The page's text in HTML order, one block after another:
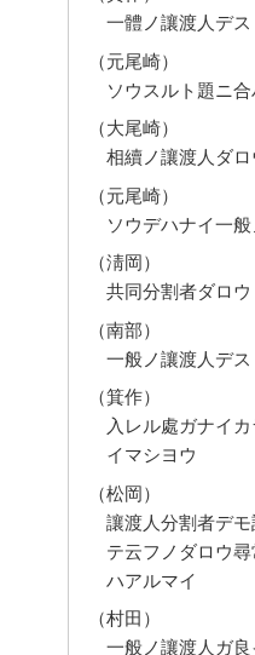
一體ノ讓渡人デス
（元尾崎）
ソウスルト題ニ
（大尾崎）
相續ノ讓渡人ダロ
（元尾崎）
ソウデハナイ一
（淸岡）
共同分割者ダロウ
（南部）
一般ノ讓渡人デス
（箕作）
入レル處ガナイ
イマシヨウ
（松岡）
讓渡人分割者デ
テ云フノダロウ
ハアルマイ
（村田）
一般ノ讓渡人ガ